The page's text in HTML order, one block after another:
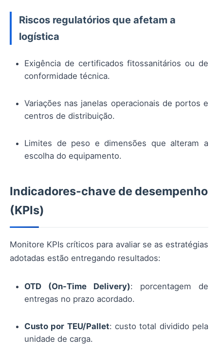
Riscos regulatórios que afetam a
logística
Exigência de certificados fitossanitários ou de
conformidade técnica.
Variações nas janelas operacionais de portos e
centros de distribuição.
Limites de peso e dimensões que alteram a
escolha do equipamento.
Indicadores-chave de desempenho
(KPIs)
Monitore KPIs críticos para avaliar se as estratégias
adotadas estão entregando resultados:
OTD (On-Time Delivery): porcentagem de
entregas no prazo acordado.
Custo por TEU/Pallet: custo total dividido pela
unidade de carga.